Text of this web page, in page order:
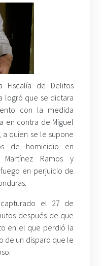
Fiscalía de Delitos
logró que se dictara
con la medida
en contra de Miguel
quien se le supone
de homicidio en
Ramos y
en perjuicio de
el 27 de
después de que
en el que perdió la
de un disparo que le